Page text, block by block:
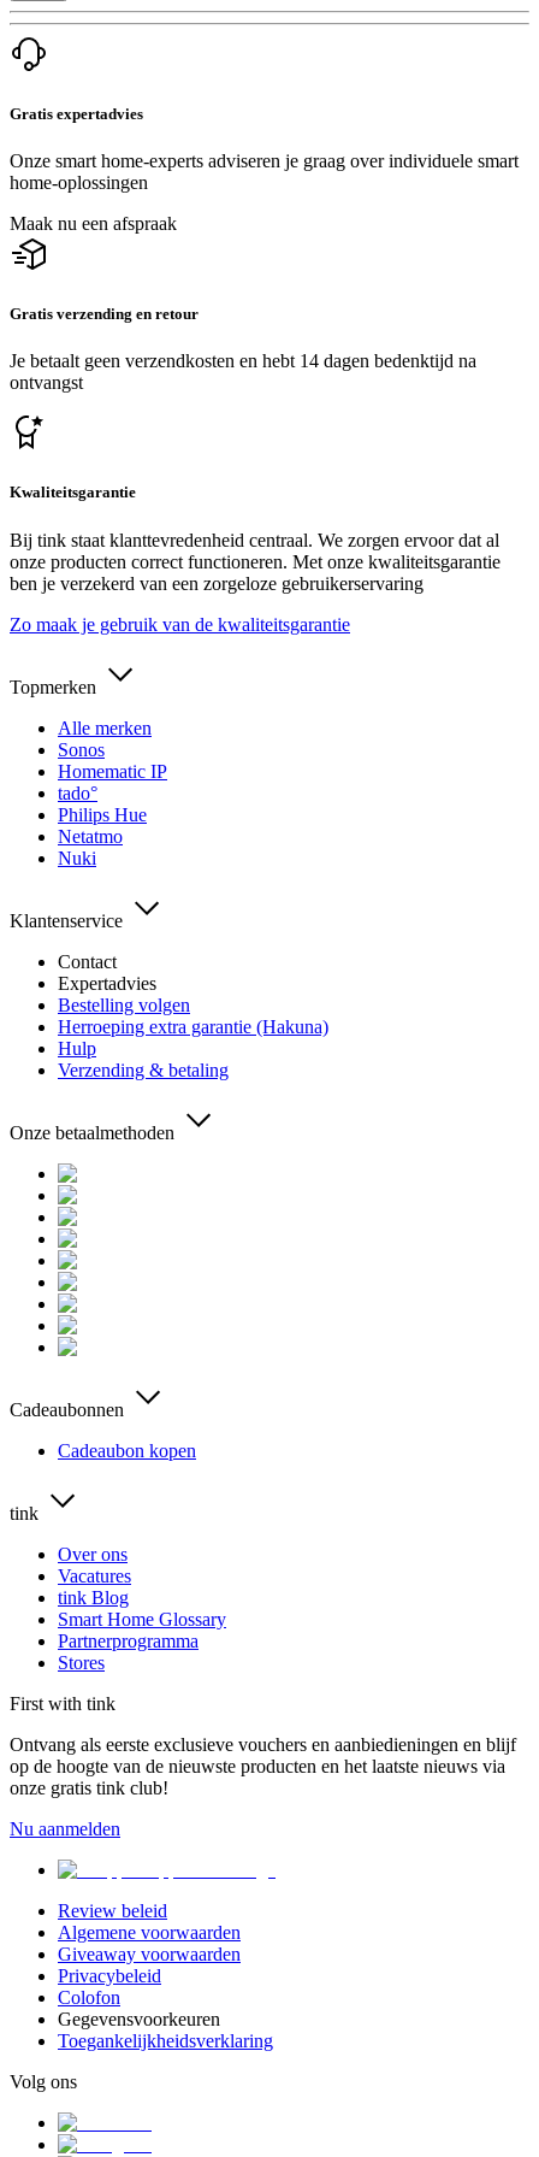
Gratis expertadvies
Onze smart home-experts adviseren je graag over individuele smart
home-oplossingen
Maak nu een afspraak
Gratis verzending en retour
Je betaalt geen verzendkosten en hebt 14 dagen bedenktijd na
ontvangst
Kwaliteitsgarantie
Bij tink staat klanttevredenheid centraal. We zorgen ervoor dat al
onze producten correct functioneren. Met onze kwaliteitsgarantie
ben je verzekerd van een zorgeloze gebruikerservaring
Zo maak je gebruik van de kwaliteitsgarantie
Topmerken
Alle merken
Sonos
Homematic IP
tado°
Philips Hue
Netatmo
Nuki
Klantenservice
Contact
Expertadvies
Bestelling volgen
Herroeping extra garantie (Hakuna)
Hulp
Verzending & betaling
Onze betaalmethoden
Cadeaubonnen
Cadeaubon kopen
tink
Over ons
Vacatures
tink Blog
Smart Home Glossary
Partnerprogramma
Stores
First with tink
Ontvang als eerste exclusieve vouchers en aanbiedieningen en blijf
op de hoogte van de nieuwste producten en het laatste nieuws via
onze gratis tink club!
Nu aanmelden
Review beleid
Algemene voorwaarden
Giveaway voorwaarden
Privacybeleid
Colofon
Gegevensvoorkeuren
Toegankelijkheidsverklaring
Volg ons